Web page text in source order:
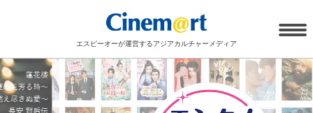
エスピーオーが運営するアジアカルチャーメディア